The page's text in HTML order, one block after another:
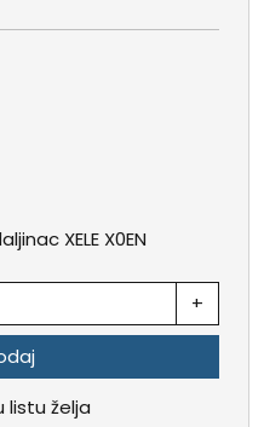
XELE X0EN
+
listu želja